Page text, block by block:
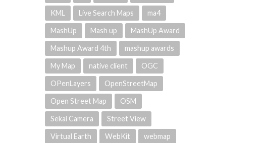
KML Live Search Maps ma4
MashUp Mash up MashUp Award
Mashup Award 4th mashup awards
My Map native client OGC
OPenLayers OpenStreetMap
Open Street Map OSM
Sekai Camera Street View
Virtual Earth WebKit webmap